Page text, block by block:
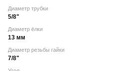
Диаметр трубки
5/8"
Диаметр ёлки
13 мм
Диаметр резьбы гайки
7/8"